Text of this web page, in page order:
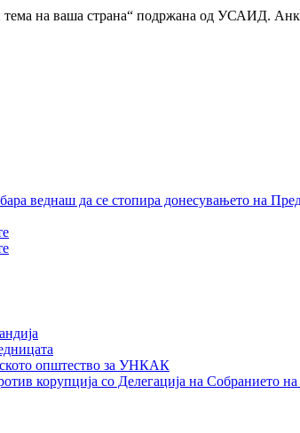
на ваша страна“ подржана од УСАИД.
веднаш да се стопира донесувањето на
општество за УНКАК
корупција со Делегација на Собранието